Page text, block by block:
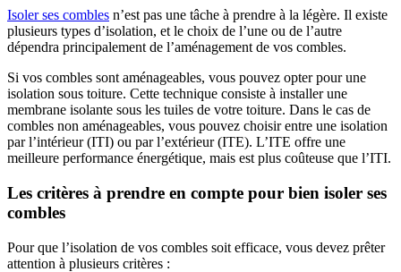
Isoler ses combles n’est pas une tâche à prendre à la légère. Il existe
plusieurs types d’isolation, et le choix de l’une ou de l’autre
dépendra principalement de l’aménagement de vos combles.
Si vos combles sont aménageables, vous pouvez opter pour une
isolation sous toiture. Cette technique consiste à installer une
membrane isolante sous les tuiles de votre toiture. Dans le cas de
combles non aménageables, vous pouvez choisir entre une isolation
par l’intérieur (ITI) ou par l’extérieur (ITE). L’ITE offre une
meilleure performance énergétique, mais est plus coûteuse que l’ITI.
Les critères à prendre en compte pour bien isoler ses
combles
Pour que l’isolation de vos combles soit efficace, vous devez prêter
attention à plusieurs critères :